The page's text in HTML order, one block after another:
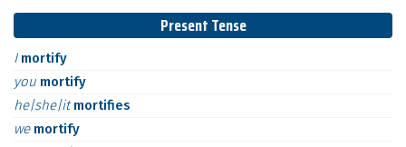
Present Tense
I mortify
you mortify
he|she|itmortifies
we mortify